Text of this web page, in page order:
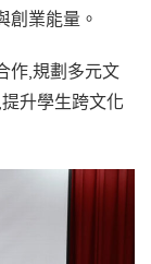
創業能量。
作,規劃多元文
升學生跨文化